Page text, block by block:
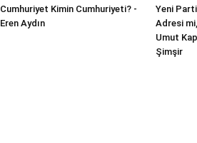
Cumhuriyet Kimin Cumhuriyeti? -
Eren Aydın
Yeni
Adresi
Umut
Şimşir